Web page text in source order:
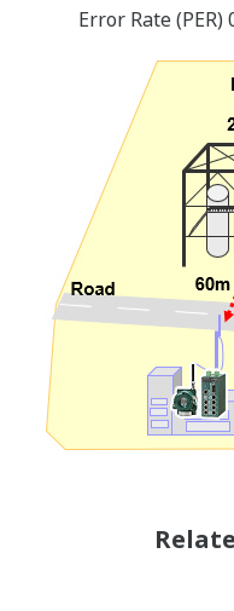
Error Rate (PER)